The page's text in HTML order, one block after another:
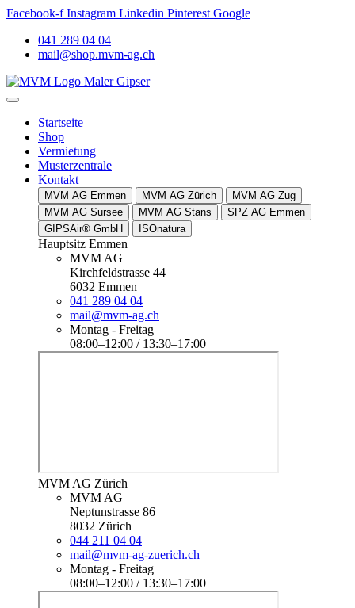
Facebook-f Instagram Linkedin Pinterest Google
041 289 04 04
mail@shop.mvm-ag.ch
Startseite
Shop
Vermietung
Musterzentrale
Kontakt
MVM AG Emmen MVM AG Zürich
MVM AG Zug
MVM AG Sursee
MVM AG Stans
SPZ AG Emmen
GIPSAir® GmbH
ISOnatura
Hauptsitz Emmen
MVM AG
Kirchfeldstrasse 44
6032 Emmen
041 289 04 04
mail@mvm-ag.ch
Montag - Freitag
08:00–12:00 / 13:30–17:00
MVM AG Zürich
MVM AG
Neptunstrasse 86
8032 Zürich
044 211 04 04
mail@mvm-ag-zuerich.ch
Montag - Freitag
08:00–12:00 / 13:30–17:00